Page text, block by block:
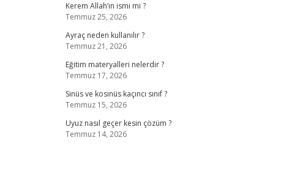
Kerem Allah’ın ismi mi ?
Temmuz 25, 2026
Ayraç neden kullanılır ?
Temmuz 21, 2026
Eğitim materyalleri nelerdir ?
Temmuz 17, 2026
Sinüs ve kosinüs kaçıncı sınıf ?
Temmuz 15, 2026
Uyuz nasıl geçer kesin çözüm ?
Temmuz 14, 2026